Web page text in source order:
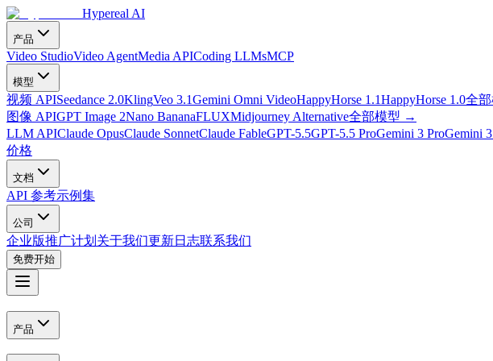
Hypereal AI
产品
Video StudioVideo AgentMedia APICoding LLMsMCP
模型
视频 APISeedance 2.0KlingVeo 3.1Gemini Omni VideoHappyHorse 1.1HappyHorse 1.0全
图像 APIGPT Image 2Nano BananaFLUXMidjourney Alternative全部模型 →
LLM APIClaude OpusClaude SonnetClaude FableGPT-5.5GPT-5.5 ProGemini 3 ProGemini
价格
文档
API 参考示例集
公司
企业版推广计划 关于我们更新日志联系我们
免费开始
产品